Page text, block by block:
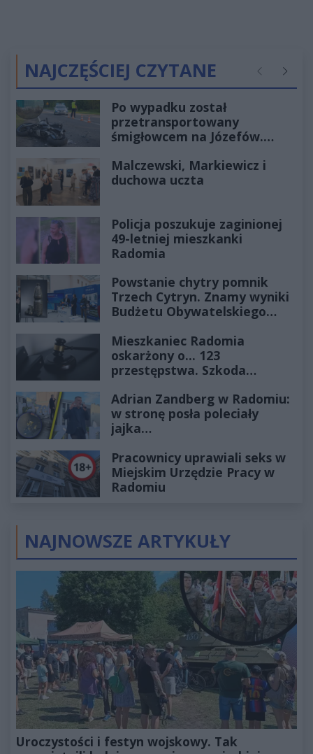
NAJCZĘŚCIEJ CZYTANE Poprzednie
Po wypadku został
przetransportowany
śmigłowcem na Józefów.
Malczewski, Markiewicz i
duchowa uczta
Policja poszukuje zaginionej
49-letniej mieszkanki
Radomia
Powstanie chytry pomnik
Trzech Cytryn. Znamy wyniki
Budżetu Obywatelskiego
Mieszkaniec Radomia
oskarżony o... 123
przestępstwa. Szkoda
złotych
Adrian Zandberg w Radomiu:
w stronę posła poleciały
jajka…
Pracownicy uprawiali seks w
Miejskim Urzędzie Pracy w
Radomiu
NAJNOWSZE ARTYKUŁY
Uroczystości i festyn wojskowy. Tak